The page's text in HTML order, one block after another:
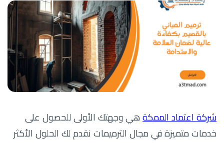
شركة اعتماد الممكة هي وجهتك الأولى للحصول على
خدمات متميزة في مجال الترميمات نقدم لك الحلول الأكثر